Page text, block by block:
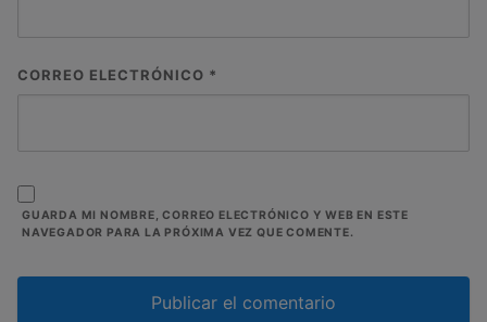
CORREO ELECTRÓNICO *
GUARDA MI NOMBRE, CORREO ELECTRÓNICO Y WEB EN ESTE
NAVEGADOR PARA LA PRÓXIMA VEZ QUE COMENTE.